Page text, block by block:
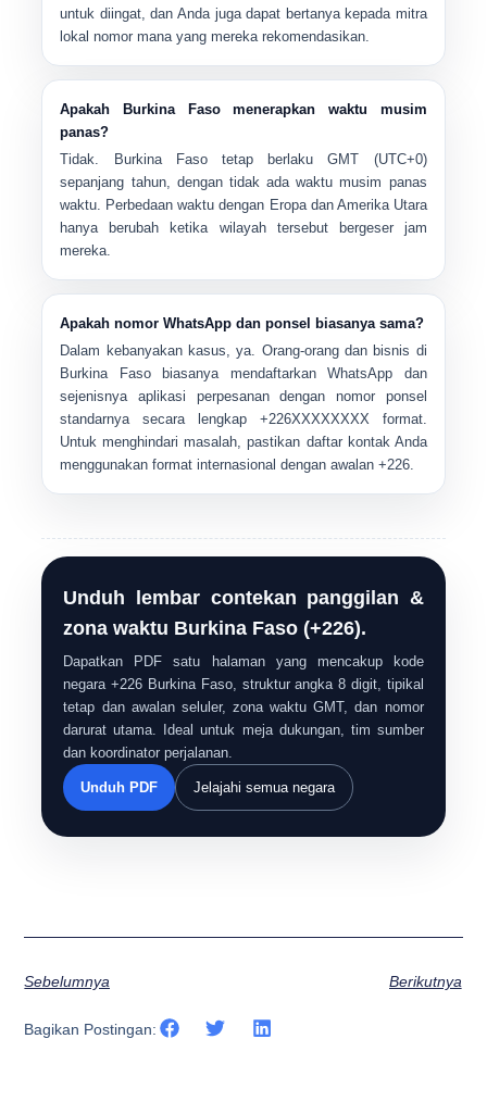
untuk diingat, dan Anda juga dapat bertanya kepada mitra
lokal nomor mana yang mereka rekomendasikan.
Apakah Burkina Faso menerapkan waktu musim
panas?
Tidak. Burkina Faso tetap berlakuGMT (UTC+0)
sepanjang tahun, dengan tidak ada waktu musim panas
waktu. Perbedaan waktu dengan Eropa dan Amerika Utara
hanya berubah ketika wilayah tersebut bergeser jam
mereka.
Apakah nomor WhatsApp dan ponsel biasanya sama?
Dalam kebanyakan kasus, ya. Orang-orang dan bisnis di
Burkina Faso biasanya mendaftarkan WhatsApp dan
sejenisnya aplikasi perpesanan dengan nomor ponsel
standarnya secara lengkap +226XXXXXXXXformat.
Untuk menghindari masalah, pastikan daftar kontak Anda
menggunakan format internasional dengan awalan +226.
Unduh lembar contekan panggilan &
zona waktu Burkina Faso (+226).
Dapatkan PDF satu halaman yang mencakup kode
negara +226 Burkina Faso, struktur angka 8 digit, tipikal
tetap dan awalan seluler, zona waktu GMT, dan nomor
darurat utama. Ideal untuk meja dukungan, tim sumber
dan koordinator perjalanan.
Unduh PDF Jelajahi semua negara
Sebelumnya Berikutnya
Bagikan Postingan: